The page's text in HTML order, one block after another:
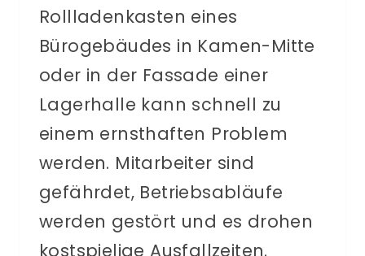
Rollladenkasten eines
Bürogebäudes in Kamen-Mitte
oder in der Fassade einer
Lagerhalle kann schnell zu
einem ernsthaften Problem
werden. Mitarbeiter sind
gefährdet, Betriebsabläufe
werden gestört und es drohen
kostspielige Ausfallzeiten.